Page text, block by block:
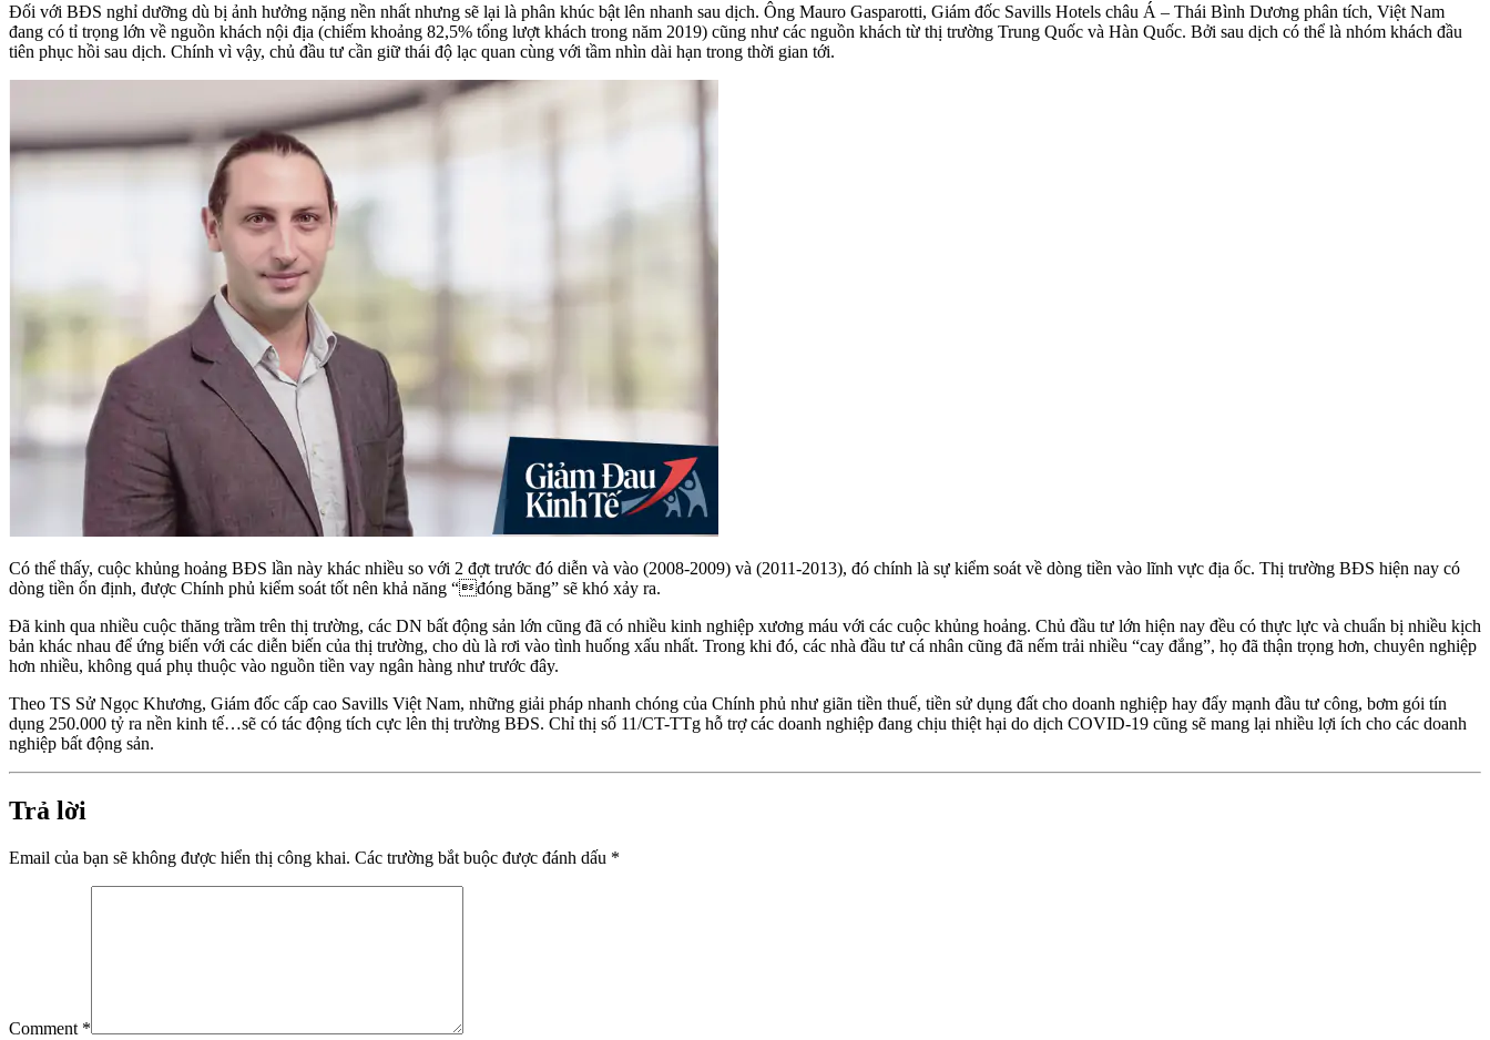
Đối với BĐS nghỉ dưỡng dù bị ảnh hưởng nặng nền nhất nhưng sẽ lại là phân khúc bật lên nhanh sau dịch. Ông Mauro Gasparotti, Giám đốc Savills Hotels châu Á – Thái Bình Dương phân tích, Việt Nam
đang có tỉ trọng lớn về nguồn khách nội địa (chiếm khoảng 82,5% tổng lượt khách trong năm 2019) cũng như các nguồn khách từ thị trường Trung Quốc và Hàn Quốc. Bởi sau dịch có thể là nhóm khách đầu
tiên phục hồi sau dịch. Chính vì vậy, chủ đầu tư cần giữ thái độ lạc quan cùng với tầm nhìn dài hạn trong thời gian tới.
Có thể thấy, cuộc khủng hoảng BĐS lần này khác nhiều so với 2 đợt trước đó diễn và vào (2008-2009) và (2011-2013), đó chính là sự kiểm soát về dòng tiền vào lĩnh vực địa ốc. Thị trường BĐS hiện nay có
dòng tiền ổn định, được Chính phủ kiểm soát tốt nên khả năng “đóng băng” sẽ khó xảy ra.
Đã kinh qua nhiều cuộc thăng trầm trên thị trường, các DN bất động sản lớn cũng đã có nhiều kinh nghiệp xương máu với các cuộc khủng hoảng. Chủ đầu tư lớn hiện nay đều có thực lực và chuẩn bị nhiều kịch
bản khác nhau để ứng biến với các diễn biến của thị trường, cho dù là rơi vào tình huống xấu nhất. Trong khi đó, các nhà đầu tư cá nhân cũng đã nếm trải nhiều “cay đắng”, họ đã thận trọng hơn, chuyên nghiệp
hơn nhiều, không quá phụ thuộc vào nguồn tiền vay ngân hàng như trước đây.
Theo TS Sử Ngọc Khương, Giám đốc cấp cao Savills Việt Nam, những giải pháp nhanh chóng của Chính phủ như giãn tiền thuế, tiền sử dụng đất cho doanh nghiệp hay đẩy mạnh đầu tư công, bơm gói tín
dụng 250.000 tỷ ra nền kinh tế…sẽ có tác động tích cực lên thị trường BĐS. Chỉ thị số 11/CT-TTg hỗ trợ các doanh nghiệp đang chịu thiệt hại do dịch COVID-19 cũng sẽ mang lại nhiều lợi ích cho các doanh
nghiệp bất động sản.
Trả lời
Email của bạn sẽ không được hiển thị công khai. Các trường bắt buộc được đánh dấu *
Comment *